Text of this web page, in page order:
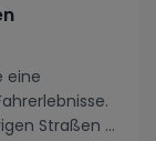
eine
Straßen ...